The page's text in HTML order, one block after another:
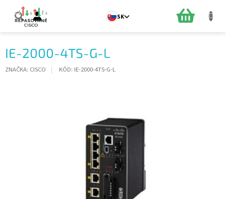
obsah
SK
IE-2000-4TS-G-L
ZNAČKA: CISCO KÓD: IE-2000-4TS-G-L